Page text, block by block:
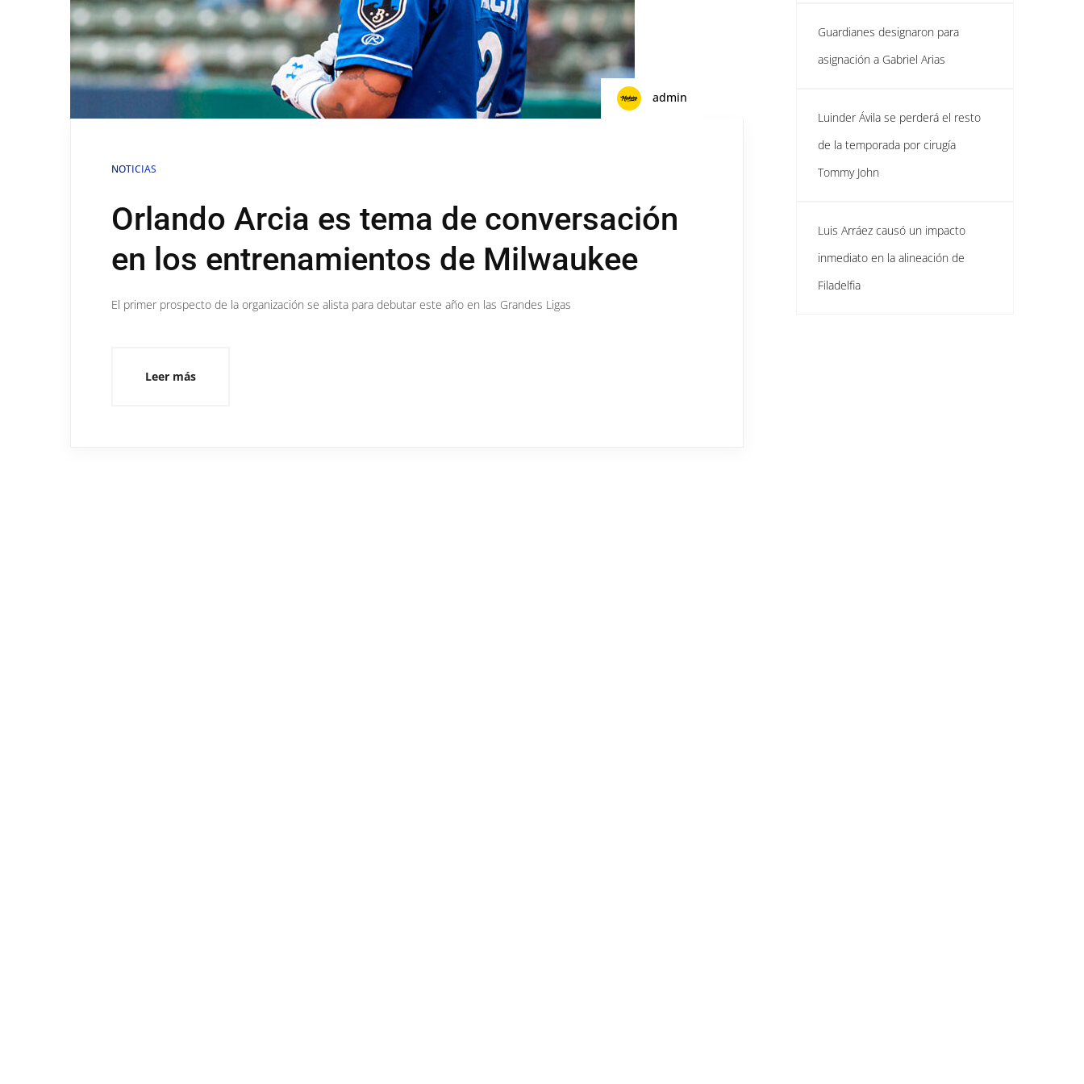
admin
NOTICIAS
Orlando Arcia es tema de conversación
en los entrenamientos de Milwaukee
El primer prospecto de la organización se alista para debutar este año en las Grandes Ligas
Leer más
Guardianes designaron para
asignación a Gabriel Arias
Luinder Ávila se perderá el resto
de la temporada por cirugía
Tommy John
Luis Arráez causó un impacto
inmediato en la alineación de
Filadelfia